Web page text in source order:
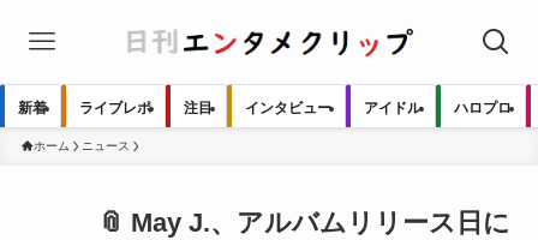
新着 ライブレポ 注目 インタビュー アイドル ハロプロ
ホーム ニュース
📎 May J.、アルバムリリース日に